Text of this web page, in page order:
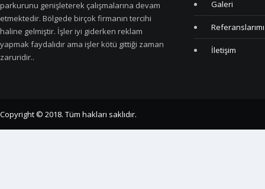
parkurunu genişleterek çalışmalarına devam
etmektedir. Bölgede birçok firmanın tercihi
haline gelmiştir. İşler iyi giderken reklam
yapmak faydalıdır ama işler kötü gittiği zaman
zaruridir..
Galeri
İletişim
Copyright © 2018. Tüm hakları saklıdır.